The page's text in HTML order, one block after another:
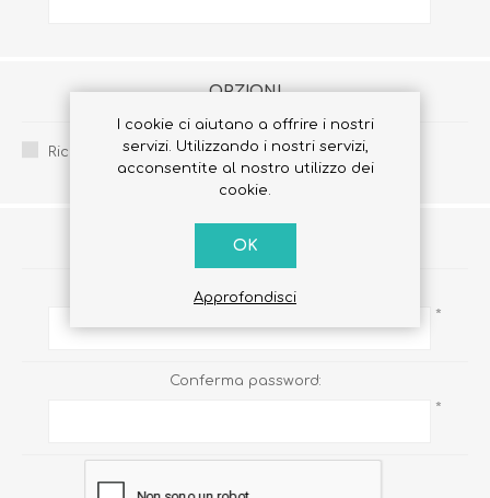
OPZIONI
Ricevi la newsletter:
PASSWORD
Password:
*
Conferma password:
*
I cookie ci aiutano a offrire i nostri
servizi. Utilizzando i nostri servizi,
acconsentite al nostro utilizzo dei
cookie.
OK
Approfondisci